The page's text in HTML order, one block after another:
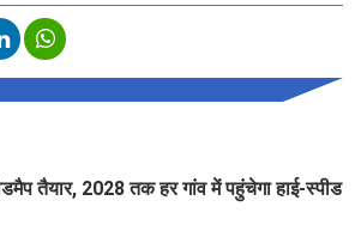
तैयार, 2028 तक हर गांव में पहुंचेगा हाई-स्पीड